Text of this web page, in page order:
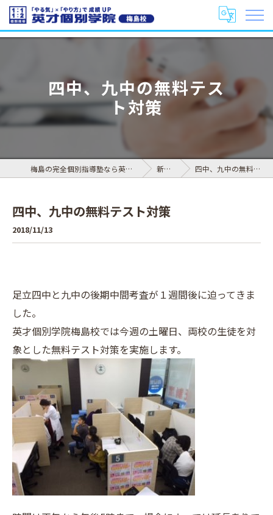
四中、九中の無料テス
ト対策
梅島の完全個別指導塾なら英才個別学院 梅島校 新着情報 四中、九中の無料テスト対策
四中、九中の無料テスト対策
2018/11/13
足立四中と九中の後期中間考査が１週間後に迫ってきま
した。
英才個別学院梅島校では今週の土曜日、両校の生徒を対
象とした無料テスト対策を実施します。